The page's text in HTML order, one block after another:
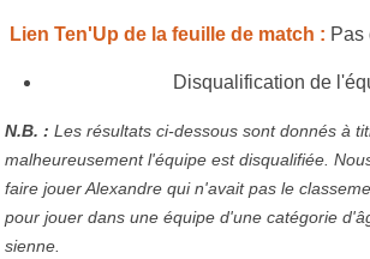
Lien Ten'Up de la feuille de match : Pas
Disqualification de
N.B. : Les résultats ci-dessous sont donnés à
malheureusement l'équipe est disqualifiée.
faire jouer Alexandre qui n'avait pas le
pour jouer dans une équipe d'une catégorie
sienne.